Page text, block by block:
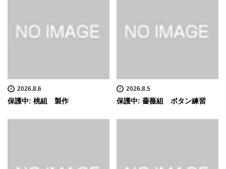
2026.8.6
保護中: 桃組 製作
2026.8.5
保護中: 薔薇組 ボタン練習